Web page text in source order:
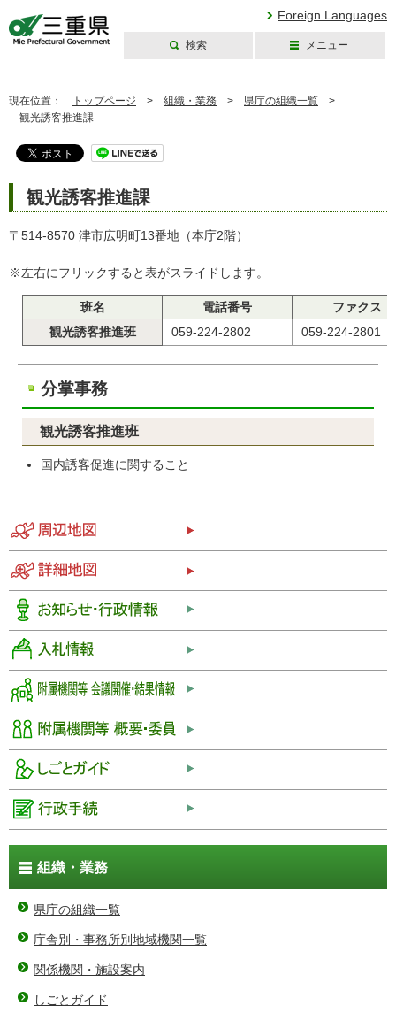
Foreign Languages
検索 メニュー
現在位置： トップページ > 組織・業務 > 県庁の組織一覧 >
観光誘客推進課
観光誘客推進課
〒514-8570 津市広明町13番地（本庁2階）
※左右にフリックすると表がスライドします。
班名 電話番号
ファクス
観光誘客推進班
059-224-2802 059-224-2801
分掌事務
観光誘客推進班
国内誘客促進に関すること
組織・業務
県庁の組織一覧
庁舎別・事務所別地域機関一覧
関係機関・施設案内
しごとガイド